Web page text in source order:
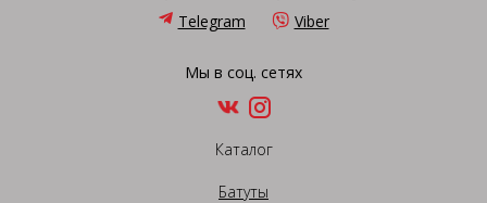
Telegram Viber
Мы в соц. сетях
Каталог
Батуты